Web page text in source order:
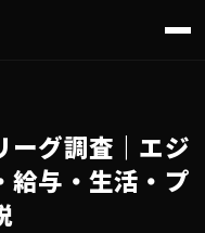
ーグ調査｜エジ
給与・生活・プ